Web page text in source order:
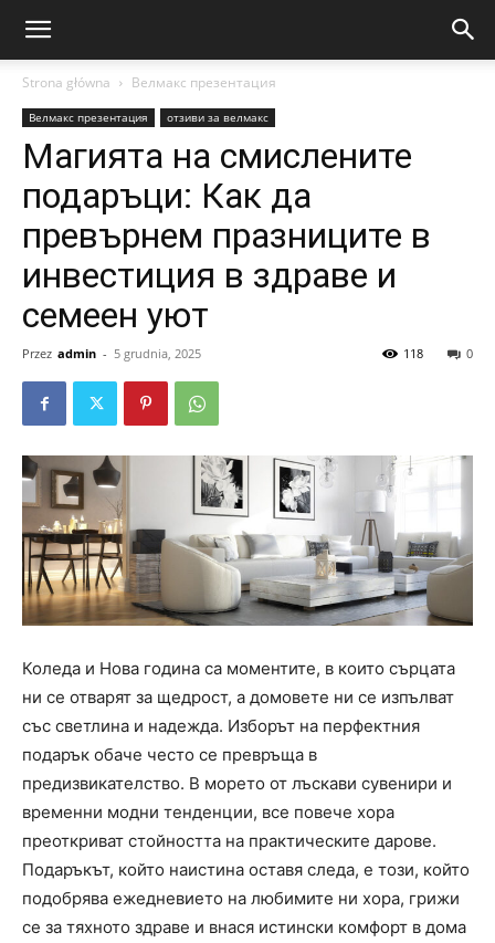
Strona główna Велмакс презентация
Велмакс презентация отзиви за велмакс
Магията на смислените
подаръци: Как да
превърнем празниците в
инвестиция в здраве и
семеен уют
Przez admin - 5 grudnia, 2025 0
118
Коледа и Нова година са моментите, в които сърцата
ни се отварят за щедрост, а домовете ни се изпълват
със светлина и надежда. Изборът на перфектния
подарък обаче често се превръща в
предизвикателство. В морето от лъскави сувенири и
временни модни тенденции, все повече хора
преоткриват стойността на практическите дарове.
Подаръкът, който наистина оставя следа, е този, който
подобрява ежедневието на любимите ни хора, грижи
се за тяхното здраве и внася истински комфорт в дома